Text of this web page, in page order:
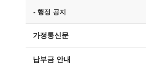
- 행정 공지
가정통신문
납부금 안내